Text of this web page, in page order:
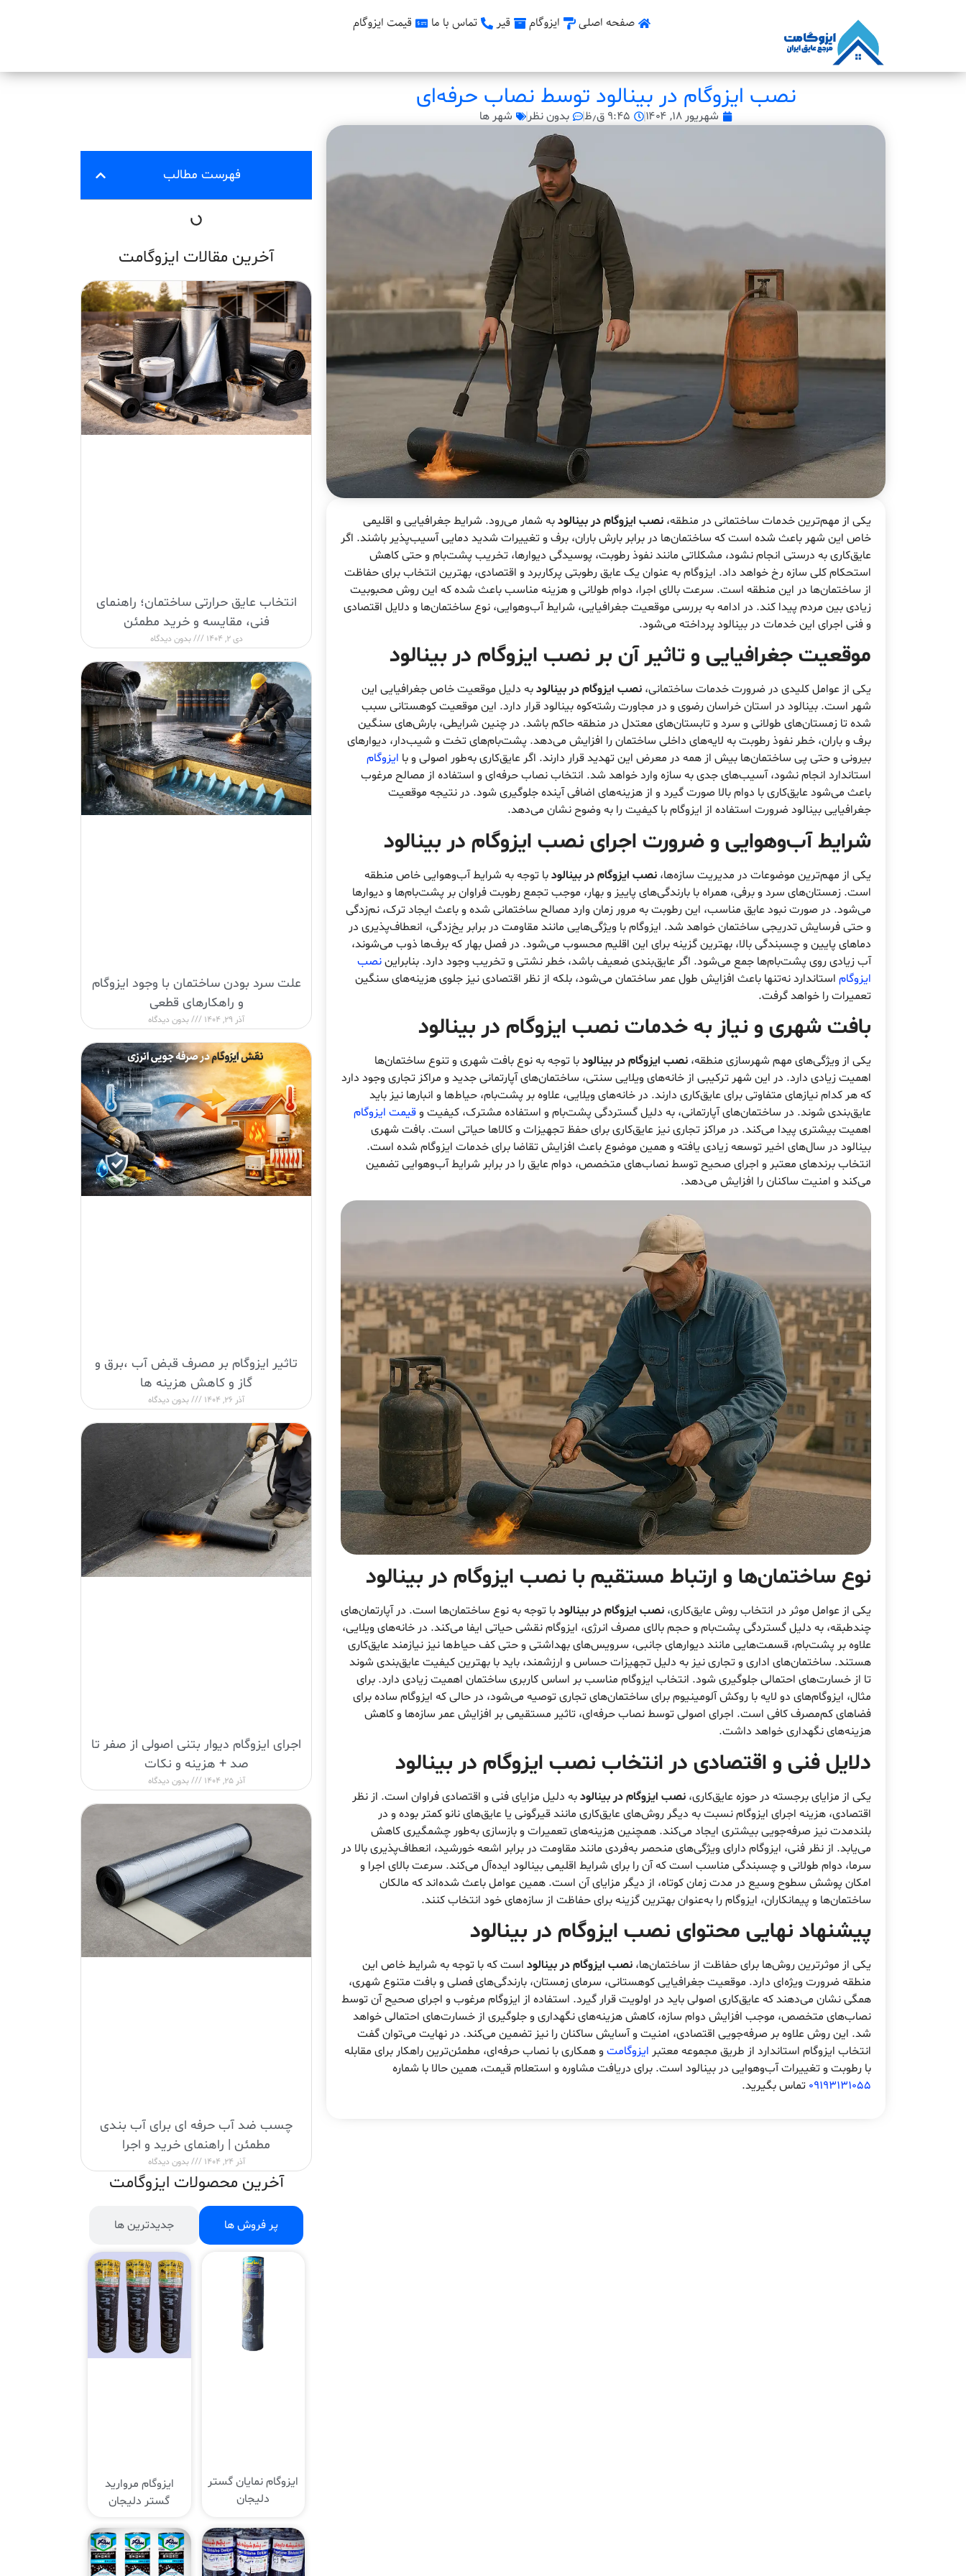
صفحه اصلی ایزوگام قیر تماس با ما قیمت ایزوگام
نصب ایزوگام در بینالود توسط نصاب حرفه‌ای
شهریور ۱۸, ۱۴۰۴ ۹:۴۵ ق٫ظ بدون نظر شهر ها
یکی از مهم‌ترین خدمات ساختمانی در منطقه، نصب ایزوگام در بینالودبه شمار می‌رود. شرایط جغرافیایی و اقلیمی
خاص این شهر باعث شده است که ساختمان‌ها در برابر بارش باران، برف و تغییرات شدید دمایی آسیب‌پذیر باشند. اگر
عایق‌کاری به درستی انجام نشود، مشکلاتی مانند نفوذ رطوبت، پوسیدگی دیوارها، تخریب پشت‌بام و حتی کاهش
استحکام کلی سازه رخ خواهد داد. ایزوگام به عنوان یک عایق رطوبتی پرکاربرد و اقتصادی، بهترین انتخاب برای حفاظت
از ساختمان‌ها در این منطقه است. سرعت بالای اجرا، دوام طولانی و هزینه مناسب باعث شده که این روش محبوبیت
زیادی بین مردم پیدا کند. در ادامه به بررسی موقعیت جغرافیایی، شرایط آب‌وهوایی، نوع ساختمان‌ها و دلایل اقتصادی
و فنی اجرای این خدمات در بینالود پرداخته می‌شود.
موقعیت جغرافیایی و تاثیر آن برنصب ایزوگام در بینالود
یکی از عوامل کلیدی در ضرورت خدمات ساختمانی، نصب ایزوگام در بینالودبه دلیل موقعیت خاص جغرافیایی این
شهر است. بینالود در استان خراسان رضوی و در مجاورت رشته‌کوه بینالود قرار دارد. این موقعیت کوهستانی سبب
شده تا زمستان‌های طولانی و سرد و تابستان‌های معتدل در منطقه حاکم باشد. در چنین شرایطی، بارش‌های سنگین
برف و باران، خطر نفوذ رطوبت به لایه‌های داخلی ساختمان را افزایش می‌دهد. پشت‌بام‌های تخت و شیب‌دار، دیوارهای
بیرونی و حتی پی ساختمان‌ها بیش از همه در معرض این تهدید قرار دارند. اگر عایق‌کاری به‌طور اصولی و با ایزوگام
استاندارد انجام نشود، آسیب‌های جدی به سازه وارد خواهد شد. انتخاب نصاب حرفه‌ای و استفاده از مصالح مرغوب
باعث می‌شود عایق‌کاری با دوام بالا صورت گیرد و از هزینه‌های اضافی آینده جلوگیری شود. در نتیجه موقعیت
جغرافیایی بینالود ضرورت استفاده از ایزوگام با کیفیت را به وضوح نشان می‌دهد.
شرایط آب‌وهوایی و ضرورت اجرای نصب ایزوگام در بینالود
یکی از مهم‌ترین موضوعات در مدیریت سازه‌ها، نصب ایزوگام در بینالودبا توجه به شرایط آب‌وهوایی خاص منطقه
است. زمستان‌های سرد و برفی، همراه با بارندگی‌های پاییز و بهار، موجب تجمع رطوبت فراوان بر پشت‌بام‌ها و دیوارها
می‌شود. در صورت نبود عایق مناسب، این رطوبت به مرور زمان وارد مصالح ساختمانی شده و باعث ایجاد ترک، نم‌زدگی
و حتی فرسایش تدریجی ساختمان خواهد شد. ایزوگام با ویژگی‌هایی مانند مقاومت در برابر یخ‌زدگی، انعطاف‌پذیری در
دماهای پایین و چسبندگی بالا، بهترین گزینه برای این اقلیم محسوب می‌شود. در فصل بهار که برف‌ها ذوب می‌شوند،
آب زیادی روی پشت‌بام‌ها جمع می‌شود. اگر عایق‌بندی ضعیف باشد، خطر نشتی و تخریب وجود دارد. بنابرایننصب
ایزوگام استاندارد نه‌تنها باعث افزایش طول عمر ساختمان می‌شود، بلکه از نظر اقتصادی نیز جلوی هزینه‌های سنگین
تعمیرات را خواهد گرفت.
بافت شهری و نیاز به خدمات نصب ایزوگام در بینالود
یکی از ویژگی‌های مهم شهرسازی منطقه، نصب ایزوگام در بینالودبا توجه به نوع بافت شهری و تنوع ساختمان‌ها
اهمیت زیادی دارد. در این شهر ترکیبی از خانه‌های ویلایی سنتی، ساختمان‌های آپارتمانی جدید و مراکز تجاری وجود دارد
که هر کدام نیازهای متفاوتی برای عایق‌کاری دارند. در خانه‌های ویلایی، علاوه بر پشت‌بام، حیاط‌ها و انبارها نیز باید
عایق‌بندی شوند. در ساختمان‌های آپارتمانی، به دلیل گستردگی پشت‌بام و استفاده مشترک، کیفیت وقیمت ایزوگام
اهمیت بیشتری پیدا می‌کند. در مراکز تجاری نیز عایق‌کاری برای حفظ تجهیزات و کالاها حیاتی است. بافت شهری
بینالود در سال‌های اخیر توسعه زیادی یافته و همین موضوع باعث افزایش تقاضا برای خدمات ایزوگام شده است.
انتخاب برندهای معتبر و اجرای صحیح توسط نصاب‌های متخصص، دوام عایق را در برابر شرایط آب‌وهوایی تضمین
می‌کند و امنیت ساکنان را افزایش می‌دهد.
نوع ساختمان‌ها و ارتباط مستقیم با نصب ایزوگام در بینالود
یکی از عوامل موثر در انتخاب روش عایق‌کاری، نصب ایزوگام در بینالودبا توجه به نوع ساختمان‌ها است. در آپارتمان‌های
چندطبقه، به دلیل گستردگی پشت‌بام و حجم بالای مصرف انرژی، ایزوگام نقشی حیاتی ایفا می‌کند. در خانه‌های ویلایی،
علاوه بر پشت‌بام، قسمت‌هایی مانند دیوارهای جانبی، سرویس‌های بهداشتی و حتی کف حیاط‌ها نیز نیازمند عایق‌کاری
هستند. ساختمان‌های اداری و تجاری نیز به دلیل تجهیزات حساس و ارزشمند، باید با بهترین کیفیت عایق‌بندی شوند
تا از خسارت‌های احتمالی جلوگیری شود. انتخاب ایزوگام مناسب بر اساس کاربری ساختمان اهمیت زیادی دارد. برای
مثال، ایزوگام‌های دو لایه با روکش آلومینیوم برای ساختمان‌های تجاری توصیه می‌شود، در حالی که ایزوگام ساده برای
فضاهای کم‌مصرف کافی است. اجرای اصولی توسط نصاب حرفه‌ای، تاثیر مستقیمی بر افزایش عمر سازه‌ها و کاهش
هزینه‌های نگهداری خواهد داشت.
دلایل فنی و اقتصادی در انتخاب نصب ایزوگام در بینالود
یکی از مزایای برجسته در حوزه عایق‌کاری، نصب ایزوگام در بینالودبه دلیل مزایای فنی و اقتصادی فراوان است. از نظر
اقتصادی، هزینه اجرای ایزوگام نسبت به دیگر روش‌های عایق‌کاری مانند قیرگونی یا عایق‌های نانو کمتر بوده و در
بلندمدت نیز صرفه‌جویی بیشتری ایجاد می‌کند. همچنین هزینه‌های تعمیرات و بازسازی به‌طور چشمگیری کاهش
می‌یابد. از نظر فنی، ایزوگام دارای ویژگی‌های منحصر به‌فردی مانند مقاومت در برابر اشعه خورشید، انعطاف‌پذیری بالا در
سرما، دوام طولانی و چسبندگی مناسب است که آن را برای شرایط اقلیمی بینالود ایده‌آل می‌کند. سرعت بالای اجرا و
امکان پوشش سطوح وسیع در مدت زمان کوتاه، از دیگر مزایای آن است. همین عوامل باعث شده‌اند که مالکان
ساختمان‌ها و پیمانکاران، ایزوگام را به‌عنوان بهترین گزینه برای حفاظت از سازه‌های خود انتخاب کنند.
پیشنهاد نهایی محتوای نصب ایزوگام در بینالود
یکی از موثرترین روش‌ها برای حفاظت از ساختمان‌ها، نصب ایزوگام در بینالود است که با توجه به شرایط خاص این
منطقه ضرورت ویژه‌ای دارد. موقعیت جغرافیایی کوهستانی، سرمای زمستان، بارندگی‌های فصلی و بافت متنوع شهری،
همگی نشان می‌دهند که عایق‌کاری اصولی باید در اولویت قرار گیرد. استفاده از ایزوگام مرغوب و اجرای صحیح آن توسط
نصاب‌های متخصص، موجب افزایش دوام سازه، کاهش هزینه‌های نگهداری و جلوگیری از خسارت‌های احتمالی خواهد
شد. این روش علاوه بر صرفه‌جویی اقتصادی، امنیت و آسایش ساکنان را نیز تضمین می‌کند. در نهایت می‌توان گفت
انتخاب ایزوگام استاندارد از طریق مجموعه معتبر ایزوگامت و همکاری با نصاب حرفه‌ای، مطمئن‌ترین راهکار برای مقابله
با رطوبت و تغییرات آب‌وهوایی در بینالود است. برای دریافت مشاوره و استعلام قیمت، همین حالا با شماره
09193131055 تماس بگیرید.
فهرست مطالب
آخرین مقالات ایزوگامت
انتخاب عایق حرارتی ساختمان؛ راهنمای
فنی، مقایسه و خرید مطمئن
دی 2, 1404 بدون دیدگاه
علت سرد بودن ساختمان با وجود ایزوگام
و راهکارهای قطعی
آذر 29, 1404 بدون دیدگاه
تاثیر ایزوگام بر مصرف قبض آب ،برق و
گاز و کاهش هزینه ها
آذر 26, 1404 بدون دیدگاه
اجرای ایزوگام دیوار بتنی اصولی از صفر تا
صد + هزینه و نکات
آذر 25, 1404 بدون دیدگاه
چسب ضد آب حرفه ای برای آب بندی
مطمئن | راهنمای خرید و اجرا
آذر 24, 1404 بدون دیدگاه
آخرین محصولات ایزوگامت
پر فروش ها جدیدترین ها
ایزوگام نمایان گستر
دلیجان
ایزوگام مروارید
گستر دلیجان